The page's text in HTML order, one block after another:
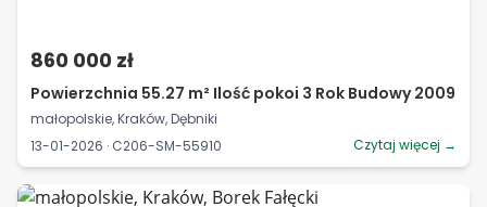
860 000 zł
Powierzchnia 55.27 m² Ilość pokoi 3 Rok Budowy 2009
małopolskie, Kraków, Dębniki
13-01-2026 · C206-SM-55910
Czytaj więcej →